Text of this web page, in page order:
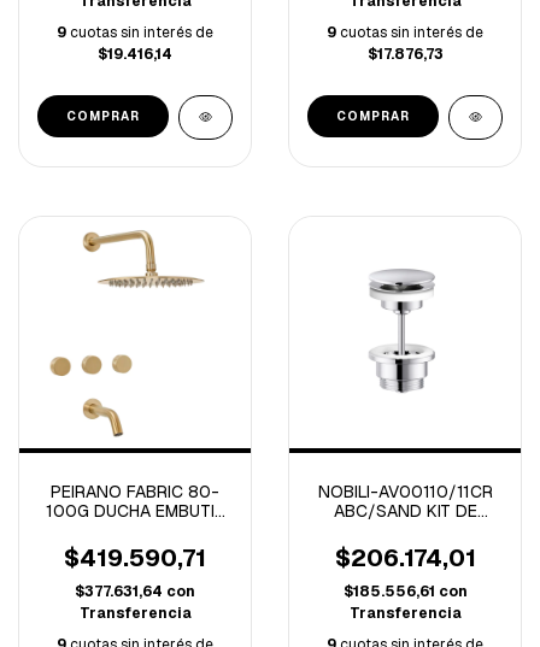
9cuotas sin interés de
$19.416,14
9cuotas sin interés de
$17.876,73
PEIRANO FABRIC 80-
100G DUCHA EMBUTIR
C/CERAMICO GOLD (A)
$419.590,71
$377.631,64 con
Transferencia
NOBILI-AV00110/11CR
ABC/SAND KIT DE
$206.174,01
$185.556,61 con
Transferencia